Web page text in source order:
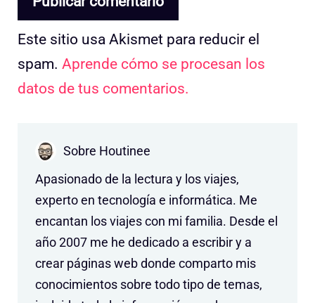
Este sitio usa Akismet para reducir el
spam. Aprende cómo se procesan los
datos de tus comentarios.
Sobre Houtinee
Apasionado de la lectura y los viajes,
experto en tecnología e informática. Me
encantan los viajes con mi familia. Desde el
año 2007 me he dedicado a escribir y a
crear páginas web donde comparto mis
conocimientos sobre todo tipo de temas,